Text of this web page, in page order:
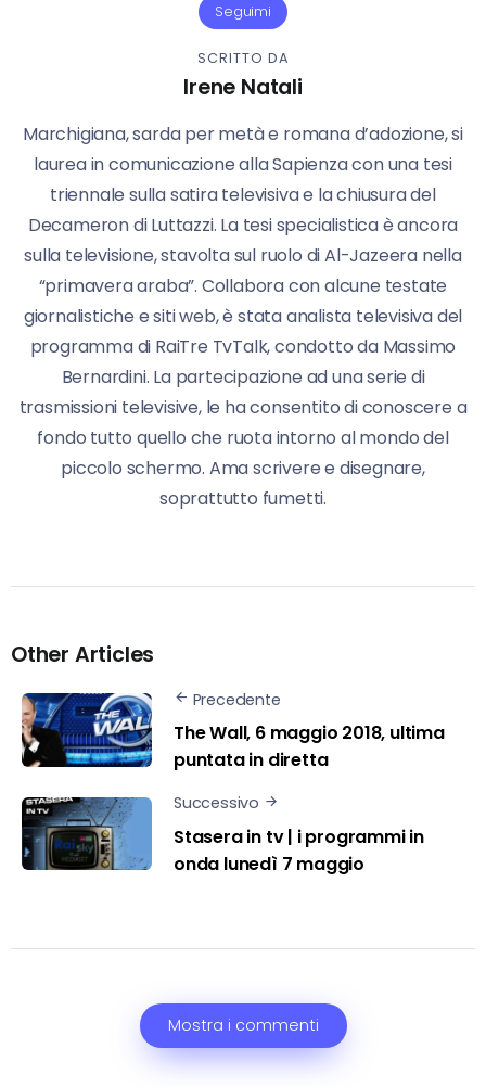
Seguimi
SCRITTO DA
Irene Natali
Marchigiana, sarda per metà e romana d’adozione, si
laurea in comunicazione alla Sapienza con una tesi
triennale sulla satira televisiva e la chiusura del
Decameron di Luttazzi. La tesi specialistica è ancora
sulla televisione, stavolta sul ruolo di Al-Jazeera nella
“primavera araba”. Collabora con alcune testate
giornalistiche e siti web, è stata analista televisiva del
programma di RaiTre TvTalk, condotto da Massimo
Bernardini. La partecipazione ad una serie di
trasmissioni televisive, le ha consentito di conoscere a
fondo tutto quello che ruota intorno al mondo del
piccolo schermo. Ama scrivere e disegnare,
soprattutto fumetti.
Other Articles
Precedente
The Wall, 6 maggio 2018, ultima
puntata in diretta
Successivo
Stasera in tv | i programmi in
onda lunedì 7 maggio
Mostra i commenti